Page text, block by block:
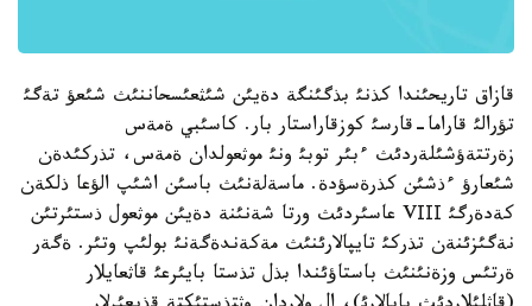
قازاق تاريحئندا كذنئ بذگئنگة دةيئن شئثعئسحاننئث شئعؤ تةگئ
تؤرالئ قاراما-قارسئ كوزقاراستار بار. كاسئبي ةمةس
زةرتتةؤشئلةردئث ءبئر توبئ ونئ موثعولدان ةمةس، تذركئدةن
شئعارؤ ءذشئن كذرةسؤدة. ماسةلةنئث باسئن اشئپ الؤعا ذلكةن
كةدةرگئ VІІІ عاسئردئث ورتا شةنئنة دةيئن موثعول ذستئرتئن
نةگئزئنةن تذركئ تايپالارئنئث مةكةندةگةنئ بولئپ وتئر. ةگةر
ةرتئس وزةنئنئث باستاؤئندا بذل تذستا بايئرعئ قاثعايلار